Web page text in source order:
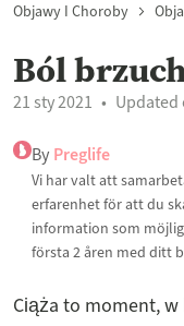
Objawy I Choroby
Ból
21 sty 2021 Updated
By Preglife
Vi har valt att
erfarenhet för att du
information som
första 2 åren med ditt
Ciąża to moment,